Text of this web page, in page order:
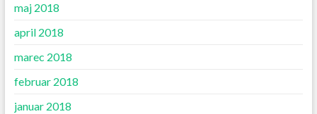
maj 2018
april 2018
marec 2018
februar 2018
januar 2018